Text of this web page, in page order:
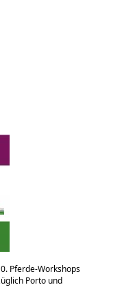
Pferde-Workshops
Porto und